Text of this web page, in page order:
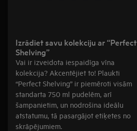
Izrādiet savu kolekciju ar “Perfect
Shelving”
Vai ir izveidota iespaidīga vīna
kolekcija? Akcentējiet to! Plaukti
“Perfect Shelving” ir piemēroti visām
standarta 750 ml pudelēm, arī
šampanietim, un nodrošina ideālu
atstatumu, tā pasargājot etiķetes no
skrāpējumiem.